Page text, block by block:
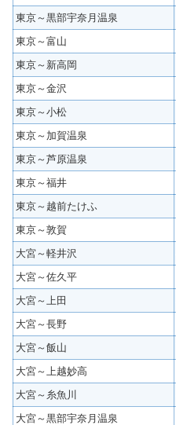
東京～黒部宇奈月温泉
東京～富山
東京～新高岡
東京～金沢
東京～小松
東京～加賀温泉
東京～芦原温泉
東京～福井
東京～越前たけふ
東京～敦賀
大宮～軽井沢
大宮～佐久平
大宮～上田
大宮～長野
大宮～飯山
大宮～上越妙高
大宮～糸魚川
大宮～黒部宇奈月温泉